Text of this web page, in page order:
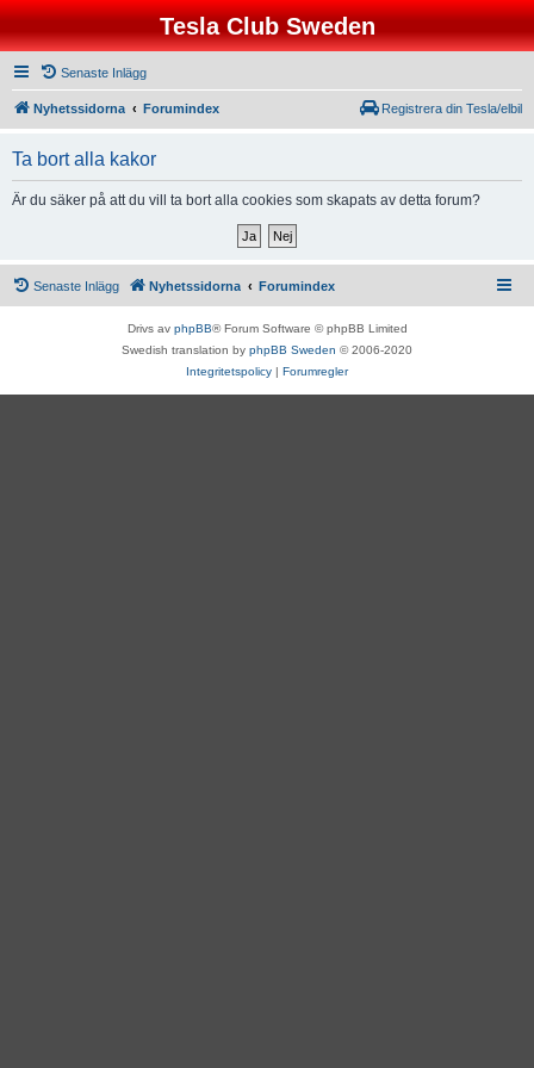
Tesla Club Sweden
Senaste Inlägg
Nyhetssidorna Forumindex Registrera din Tesla/elbil
Ta bort alla kakor
Är du säker på att du vill ta bort alla cookies som skapats av detta forum?
Senaste Inlägg Nyhetssidorna Forumindex
Drivs av phpBB® Forum Software © phpBB Limited
Swedish translation by phpBB Sweden © 2006-2020
Integritetspolicy | Forumregler